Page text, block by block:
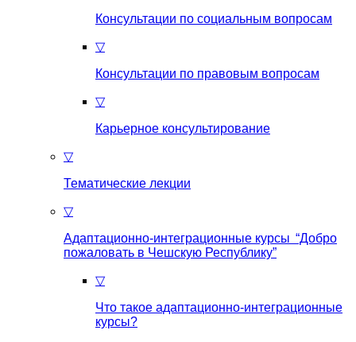
Консультации по социальным вопросам
▽
Консультации по правовым вопросам
▽
Карьерное консультирование
▽
Тематические лекции
▽
Адаптационно-интеграционные курсы “Добро
пожаловать в Чешскую Республику”
▽
Что такое aдаптационно-интеграционные
курсы?